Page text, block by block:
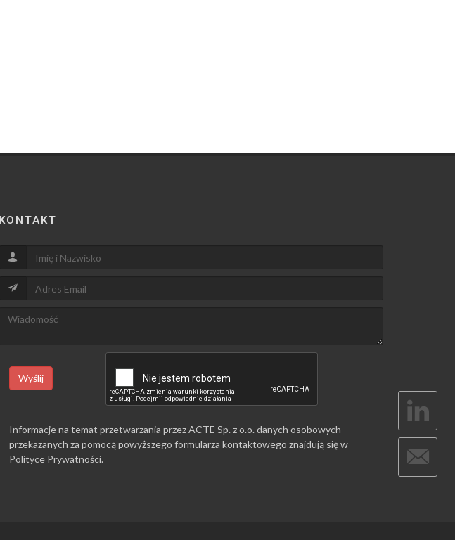
KONTAKT
Wyślij
Informacje na temat przetwarzania przez ACTE Sp. z o.o. danych osobowych
przekazanych za pomocą powyższego formularza kontaktowego znajdują się w
Polityce Prywatności.